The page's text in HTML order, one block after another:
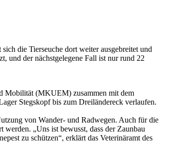
die Tierseuche dort weiter ausgebreitet und
und der nächstgelegene Fall ist nur rund 22
Mobilität (MKUEM) zusammen mit dem
Stegskopf bis zum Dreiländereck verlaufen.
von Wander- und Radwegen. Auch für die
„Uns ist bewusst, dass der Zaunbau
zu schützen“, erklärt das Veterinäramt des